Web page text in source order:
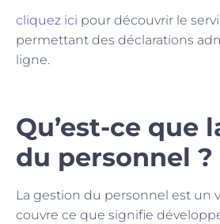
cliquez ici pour découvrir le
permettant des déclarations
ligne.
Qu’est-ce que
du personnel ?
La gestion du personnel est un
couvre ce que signifie